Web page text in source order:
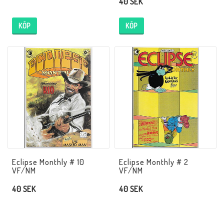
KÖP KÖP
Eclipse Monthly # 10
VF/NM
40 SEK
Eclipse Monthly # 2
VF/NM
40 SEK